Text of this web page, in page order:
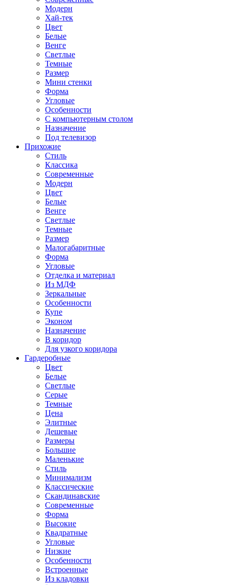
Модерн
Хай-тек
Цвет
Белые
Венге
Светлые
Темные
Размер
Мини стенки
Форма
Угловые
Особенности
С компьютерным столом
Назначение
Под телевизор
Прихожие
Стиль
Классика
Современные
Модерн
Цвет
Белые
Венге
Светлые
Темные
Размер
Малогабаритные
Форма
Угловые
Отделка и материал
Из МДФ
Зеркальные
Особенности
Купе
Эконом
Назначение
В коридор
Для узкого коридора
Гардеробные
Цвет
Белые
Светлые
Серые
Темные
Цена
Элитные
Дешевые
Размеры
Большие
Маленькие
Стиль
Минимализм
Классические
Скандинавские
Современные
Форма
Высокие
Квадратные
Угловые
Низкие
Особенности
Встроенные
Из кладовки